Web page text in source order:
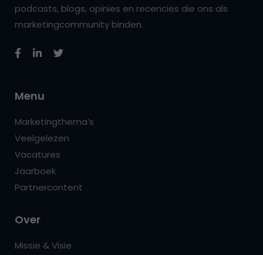
podcasts, blogs, opinies en recencies die ons als
marketingcommunity binden.
Menu
Marketingthema’s
Veelgelezen
Vacatures
Jaarboek
Partnercontent
Over
Missie & Visie